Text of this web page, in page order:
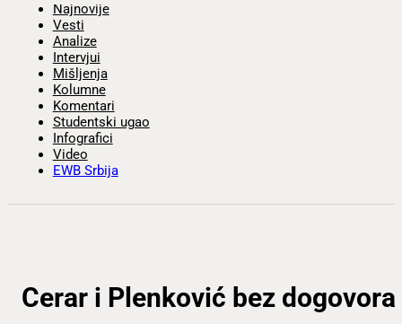
Najnovije
Vesti
Analize
Intervjui
Mišljenja
Kolumne
Komentari
Studentski ugao
Infografici
Video
EWB Srbija
Cerar i Plenković bez